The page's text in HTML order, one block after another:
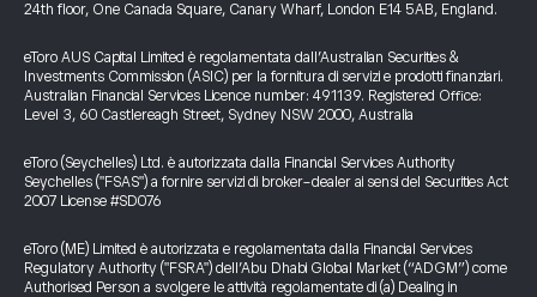
24th floor, One Canada Square, Canary Wharf, London E14 5AB, England.
eToro AUS Capital Limited è regolamentata dall’Australian Securities &
Investments Commission (ASIC) per la fornitura di servizi e prodotti finanziari.
Australian Financial Services Licence number: 491139. Registered Office:
Level 3, 60 Castlereagh Street, Sydney NSW 2000, Australia
eToro (Seychelles) Ltd. è autorizzata dalla Financial Services Authority
Seychelles ("FSAS") a fornire servizi di broker-dealer ai sensi del Securities Act
2007 License #SD076
eToro (ME) Limited è autorizzata e regolamentata dalla Financial Services
Regulatory Authority ("FSRA") dell’Abu Dhabi Global Market (“ADGM”) come
Authorised Person a svolgere le attività regolamentate di (a) Dealing in